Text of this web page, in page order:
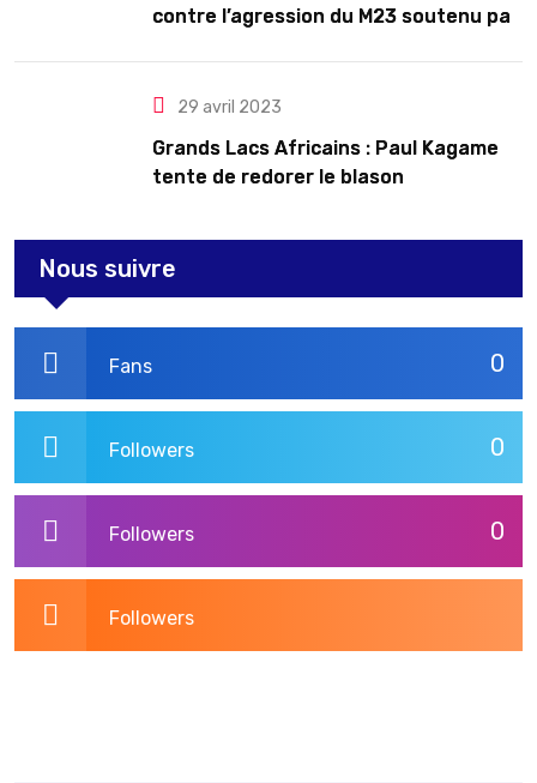
contre l’agression du M23 soutenu par
29 avril 2023
Grands Lacs Africains : Paul Kagame
tente de redorer le blason
Nous suivre
0
Fans
0
Followers
0
Followers
Followers